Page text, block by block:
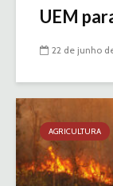
UEM
22 de junho
AGRICULTURA